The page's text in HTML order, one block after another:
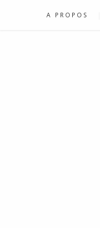
A PROPOS